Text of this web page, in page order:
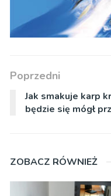
Poprzedni
Jak smakuje karp
będzie się mógł
ZOBACZ RÓWNIEŻ